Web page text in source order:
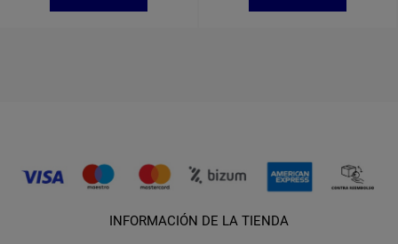
INFORMACIÓN DE LA TIENDA